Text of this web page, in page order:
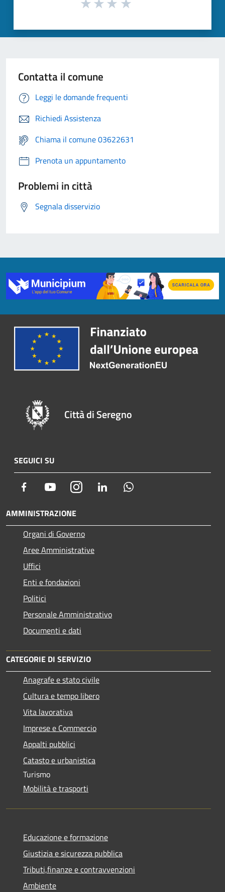
Contatta il comune
Leggi le domande frequenti
Richiedi Assistenza
Chiama il comune 03622631
Prenota un appuntamento
Problemi in città
Segnala disservizio
Città di Seregno
SEGUICI SU
Facebook YoutubeInstagram LinkedIn
AMMINISTRAZIONE
Organi di Governo
Aree Amministrative
Uffici
Enti e fondazioni
Politici
Personale Amministrativo
Documenti e dati
CATEGORIE DI SERVIZIO
Anagrafe e stato civile
Cultura e tempo libero
Vita lavorativa
Imprese e Commercio
Appalti pubblici
Catasto e urbanistica
Turismo
Mobilità e trasporti
Educazione e formazione
Giustizia e sicurezza pubblica
Tributi,finanze e contravvenzioni
Ambiente